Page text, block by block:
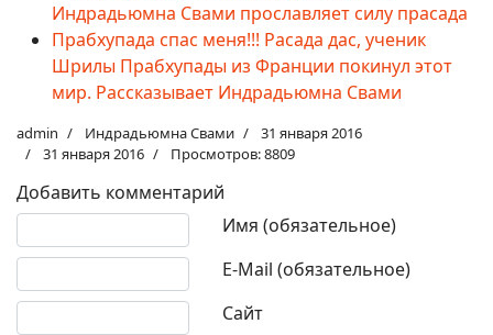
Индрадьюмна Свами прославляет силу прасада
Прабхупада спас меня!!! Расада дас, ученик
Шрилы Прабхупады из Франции покинул этот
мир. Рассказывает Индрадьюмна Свами
admin Индрадьюмна Свами
31 января 2016
31 января 2016
Просмотров: 8809
Добавить комментарий
Имя (обязательное)
E-Mail (обязательное)
Сайт
Текст комментария